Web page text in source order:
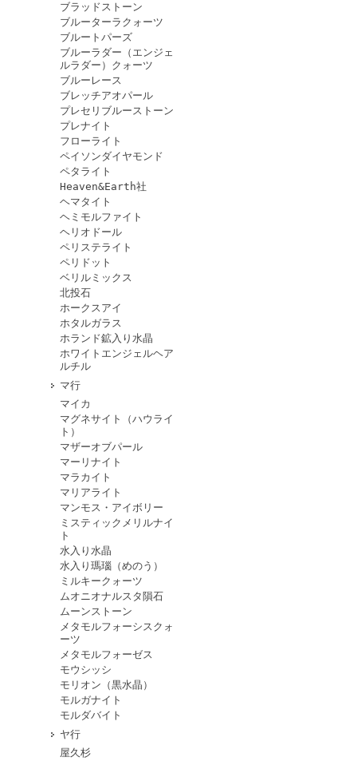
ブラッドストーン
ブルーターラクォーツ
ブルートパーズ
ブルーラダー（エンジェ
ルラダー）クォーツ
ブルーレース
ブレッチアオパール
プレセリブルーストーン
プレナイト
フローライト
ペイソンダイヤモンド
ペタライト
Heaven&Earth社
ヘマタイト
ヘミモルファイト
ヘリオドール
ペリステライト
ペリドット
ベリルミックス
北投石
ホークスアイ
ホタルガラス
ホランド鉱入り水晶
ホワイトエンジェルヘア
ルチル
マ行
マイカ
マグネサイト（ハウライ
ト）
マザーオブパール
マーリナイト
マラカイト
マリアライト
マンモス・アイボリー
ミスティックメリルナイ
ト
水入り水晶
水入り瑪瑙（めのう）
ミルキークォーツ
ムオニオナルスタ隕石
ムーンストーン
メタモルフォーシスクォ
ーツ
メタモルフォーゼス
モウシッシ
モリオン（黒水晶）
モルガナイト
モルダバイト
ヤ行
屋久杉